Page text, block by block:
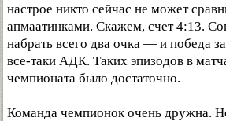
настрое никто сейчас не может
апмаатинками. Скажем, счет 4:13.
набрать всего два очка — и победа
все-таки АДК. Таких эпизодов в
чемпионата было достаточно.
Команда чемпионок очень дружна.